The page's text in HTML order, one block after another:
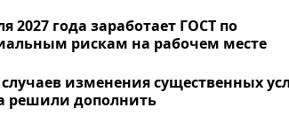
2027 года заработает ГОСТ по
рискам на рабочем месте
изменения существенных
решили дополнить